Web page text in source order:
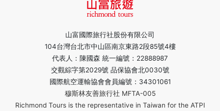
山富國際旅行社股份有限公司
104台灣台北市中山區南京東路2段85號4樓
代表人：陳國森 統一編號：22888987
交觀綜字第2029號 品保協會北0030號
國際航空運輸協會會員編號：34301061
穆斯林友善旅行社 MFTA-005
Richmond Tours is the representative in Taiwan for the ATPI